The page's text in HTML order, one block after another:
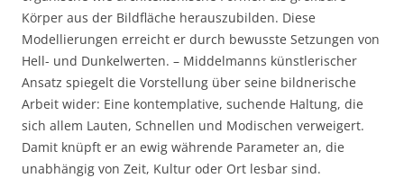
Körper aus der Bildfläche herauszubilden. Diese
Modellierungen erreicht er durch bewusste Setzungen von
Hell- und Dunkelwerten. – Middelmanns künstlerischer
Ansatz spiegelt die Vorstellung über seine bildnerische
Arbeit wider: Eine kontemplative, suchende Haltung, die
sich allem Lauten, Schnellen und Modischen verweigert.
Damit knüpft er an ewig währende Parameter an, die
unabhängig von Zeit, Kultur oder Ort lesbar sind.